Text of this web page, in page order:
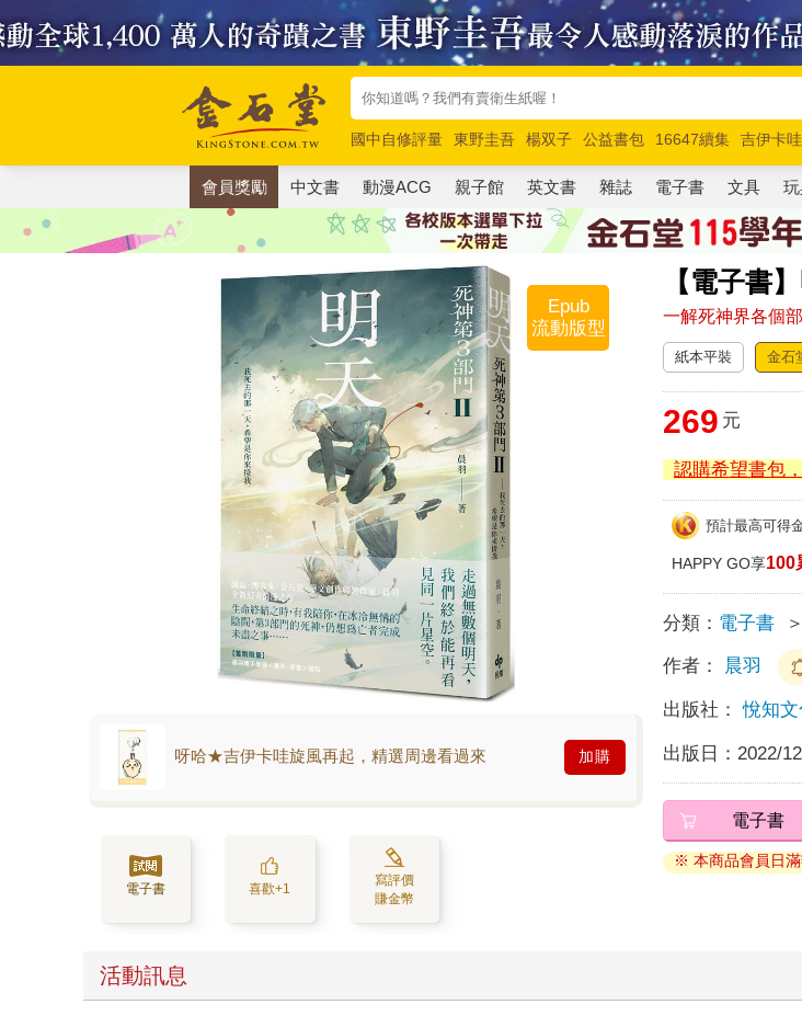
國中自修評量 東野圭吾 楊双子 公益書包 16647續集 吉伊卡哇
唯紅花綻放
奧德賽 路邊攤新作 馬斯克 玩具總動員5 超慢跑
會員獎勵 中文書 動漫ACG 親子館 英文書 雜誌 電子書 文具
【電子書
一解死神界各個
Epub
流動版型
呀哈★吉伊卡哇旋風再起，精選周邊看過來 加購
電子書 喜歡+1
寫評價
賺金幣
紙本平裝 金石
269 元
認購希望書包
預計最高可得
HAPPY GO享100
分類： 電子書 ＞
作者： 晨羽
出版社： 悅知
出版日： 2022/
電子書
※ 本商品會員日
活動訊息